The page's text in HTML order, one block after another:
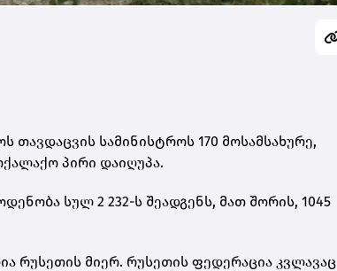
სამინისტროს 170 მოსამსახურე,
პირი დაიღუპა.
სულ 2 232-ს შეადგენს, მათ შორის, 1045
რუსეთის მიერ. რუსეთის ფედერაცია კვლავაც